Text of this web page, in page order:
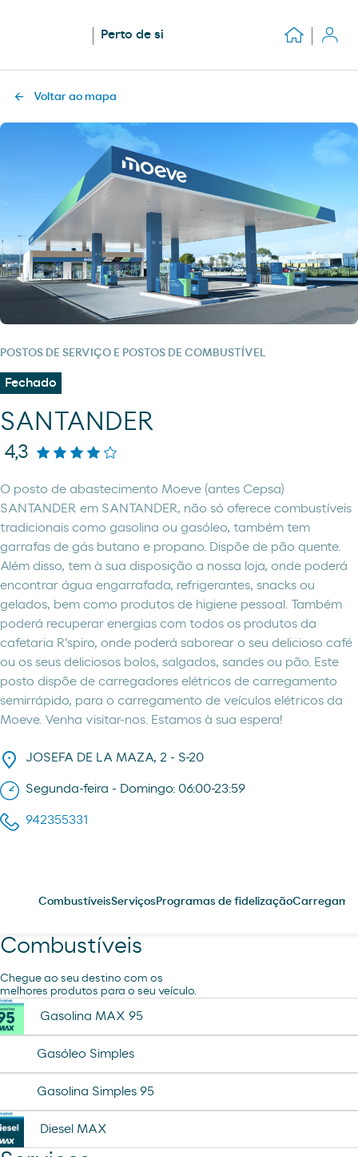
Perto de si
Voltar ao mapa
POSTOS DE SERVIÇO E POSTOS DE COMBUSTÍVEL
Fechado
SANTANDER
4,3
O posto de abastecimento Moeve (antes Cepsa)
SANTANDER em SANTANDER, não só oferece combustíveis
tradicionais como gasolina ou gasóleo, também tem
garrafas de gás butano e propano. Dispõe de pão quente.
Além disso, tem à sua disposição a nossa loja, onde poderá
encontrar água engarrafada, refrigerantes, snacks ou
gelados, bem como produtos de higiene pessoal. Também
poderá recuperar energias com todos os produtos da
cafetaria R'spiro, onde poderá saborear o seu delicioso café
ou os seus deliciosos bolos, salgados, sandes ou pão. Este
posto dispõe de carregadores elétricos de carregamento
semirrápido, para o carregamento de veículos elétricos da
Moeve. Venha visitar-nos. Estamos à sua espera!
JOSEFA DE LA MAZA, 2 - S-20
Segunda-feira - Domingo: 06:00-23:59
942355331
CombustíveisServiços Programas de fidelização
Combustíveis
Chegue ao seu destino com os
melhores produtos para o seu veículo.
Gasolina MAX 95
Gasóleo Simples
Gasolina Simples 95
Diesel MAX